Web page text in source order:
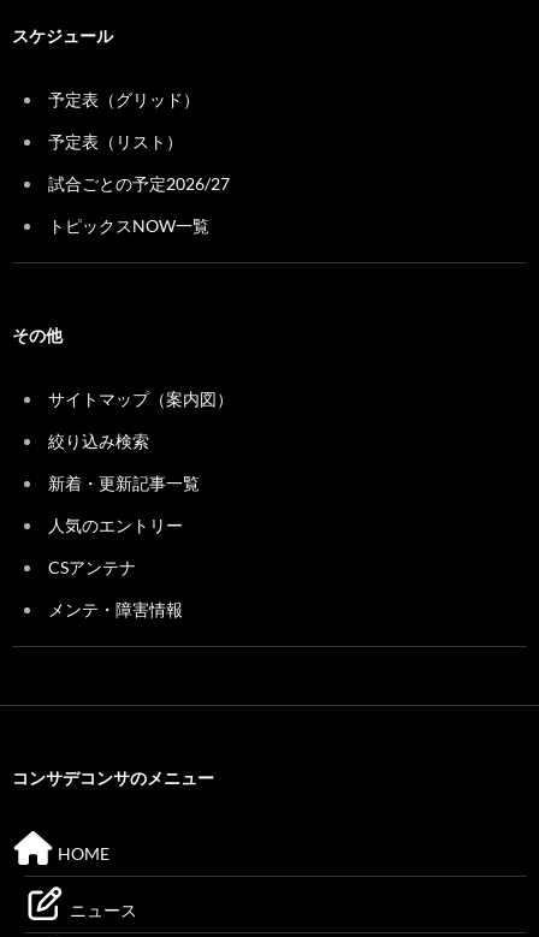
スケジュール
予定表（グリッド）
予定表（リスト）
試合ごとの予定2026/27
トピックスNOW一覧
その他
サイトマップ（案内図）
絞り込み検索
新着・更新記事一覧
人気のエントリー
CSアンテナ
メンテ・障害情報
コンサデコンサのメニュー
HOME
ニュース